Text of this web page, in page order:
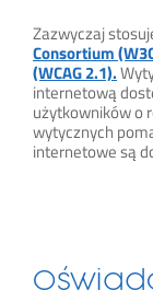
Zazwyczaj
Consortium
(WCAG 2.1).
internetową
użytkowników o
wytycznych
internetowe są